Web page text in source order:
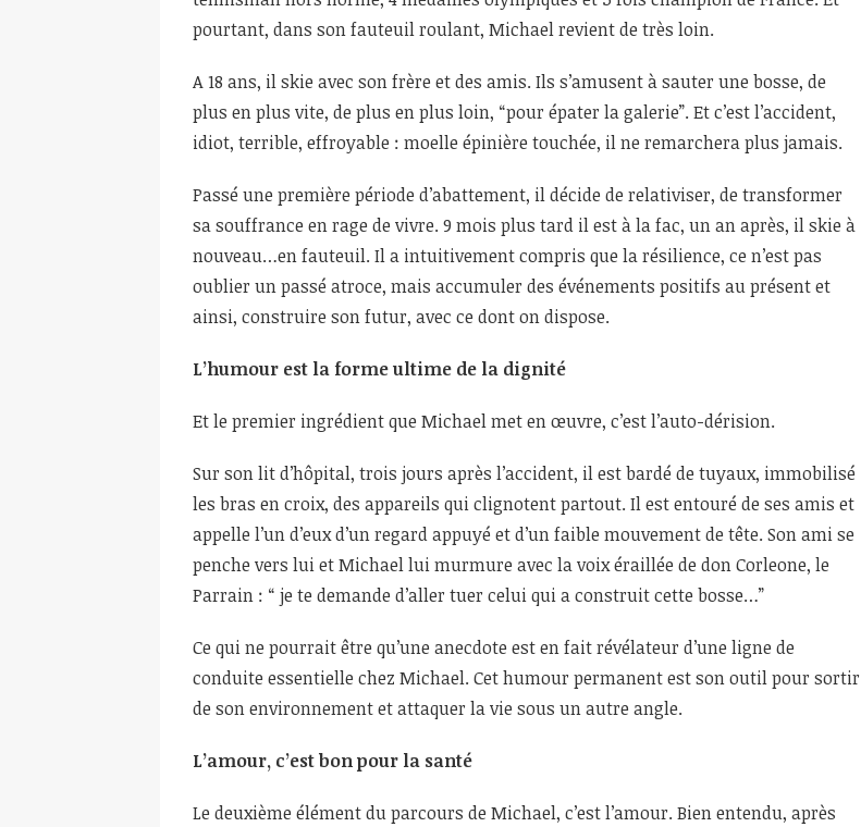
pourtant, dans son fauteuil roulant, Michael revient de très loin.
A 18 ans, il skie avec son frère et des amis. Ils s’amusent à sauter une bosse, de
plus en plus vite, de plus en plus loin, “pour épater la galerie”. Et c’est l’accident,
idiot, terrible, effroyable : moelle épinière touchée, il ne remarchera plus jamais.
Passé une première période d’abattement, il décide de relativiser, de transformer
sa souffrance en rage de vivre. 9 mois plus tard il est à la fac, un an après, il skie à
nouveau…en fauteuil. Il a intuitivement compris que la résilience, ce n’est pas
oublier un passé atroce, mais accumuler des événements positifs au présent et
ainsi, construire son futur, avec ce dont on dispose.
L’humour est la forme ultime de la dignité
Et le premier ingrédient que Michael met en œuvre, c’est l’auto-dérision.
Sur son lit d’hôpital, trois jours après l’accident, il est bardé de tuyaux, immobilisé
les bras en croix, des appareils qui clignotent partout. Il est entouré de ses amis et
appelle l’un d’eux d’un regard appuyé et d’un faible mouvement de tête. Son ami se
penche vers lui et Michael lui murmure avec la voix éraillée de don Corleone, le
Parrain : “ je te demande d’aller tuer celui qui a construit cette bosse…”
Ce qui ne pourrait être qu’une anecdote est en fait révélateur d’une ligne de
conduite essentielle chez Michael. Cet humour permanent est son outil pour sortir
de son environnement et attaquer la vie sous un autre angle.
L’amour, c’est bon pour la santé
Le deuxième élément du parcours de Michael, c’est l’amour. Bien entendu, après